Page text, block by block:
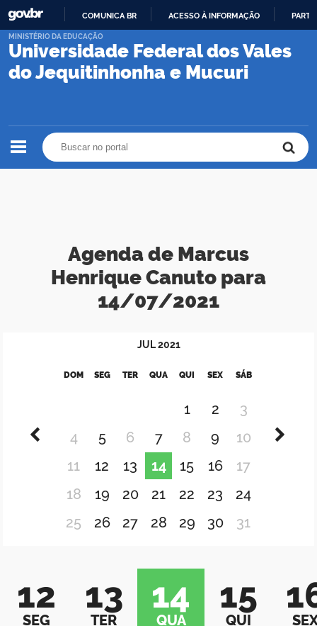
PARA
CONTEÚDO
COMUNICA BR ACESSO À INFORMAÇÃO
Universidade Federal dos Vales
do Jequitinhonha e Mucuri
MINISTÉRIO DA EDUCAÇÃO
Agenda de Marcus
Henrique Canuto para
14/07/2021
JUL 2021
DOM SEG TER QUA QUI SEX SÁB
1 2
3
4
5 6 7 8 9
10
11
12 13 14 15 16
17
18
19 20 21 22 23
24
25
26 27 28 29 30 31
12
SEG
13
TER
14
QUA
15
QUI